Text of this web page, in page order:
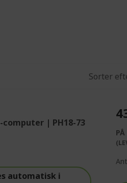
Sorter
| PH18-73
automatisk i
PÅ